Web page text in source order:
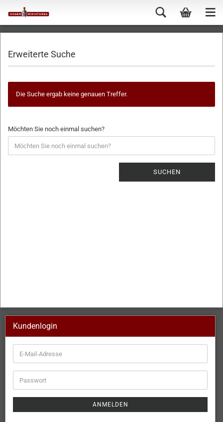
Erweiterte Suche
Die Suche ergab keine genauen Treffer.
Möchten Sie noch einmal suchen?
SUCHEN
Kundenlogin
ANMELDEN